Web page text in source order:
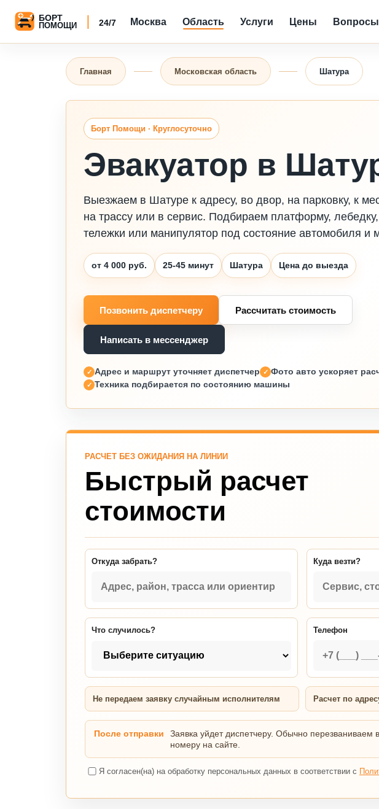
Москва Область Услуги Цены Вопросы
Главная Московская область Шатура
Борт Помощи · Круглосуточно
Эвакуатор в
Выезжаем в Шатуре к адресу, во двор, на парковку, к
на трассу или в сервис. Подбираем платформу, лебедку,
тележки или манипулятор под состояние автомобиля и
от 4 000 руб. 25-45 минут Шатура Цена до выезда
Позвонить диспетчеру Рассчитать стоимость
Написать в мессенджер
Адрес и маршрут уточняет диспетчер
Фото авто ускоряет
Техника подбирается по состоянию машины
РАСЧЕТ БЕЗ ОЖИДАНИЯ НА ЛИНИИ
Быстрый расчет
стоимости
Откуда забрать? Куда везти?
Что случилось? Телефон
Не передаем заявку случайным исполнителям Расчет по
После отправки
Заявка уйдет диспетчеру. Обычно перезваниваем
номеру на сайте.
Я согласен(на) на обработку персональных данных в соответствии с